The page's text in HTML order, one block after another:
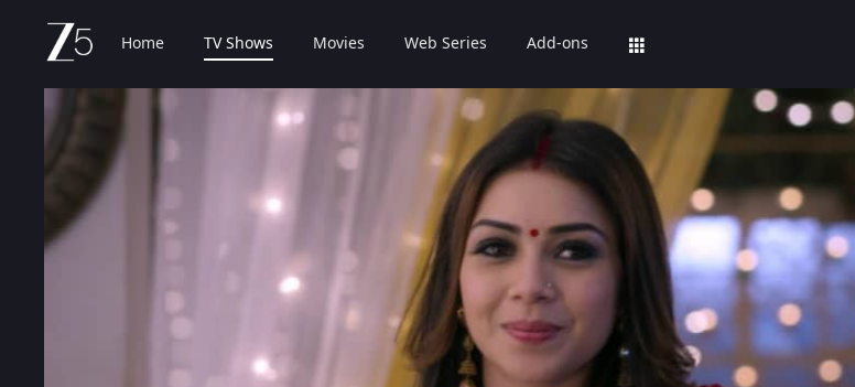
Home TV Shows Movies Web Series Add-ons